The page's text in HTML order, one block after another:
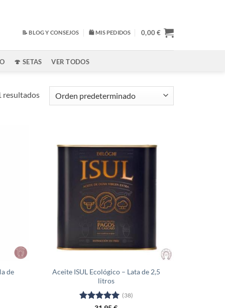
📝 BLOG Y CONSEJOS 🛍️ MIS PEDIDOS 0,00€
🍄 SETAS VER TODOS
resultados
de
Aceite ISUL Ecológico – Lata de 2,5
litros
(38)